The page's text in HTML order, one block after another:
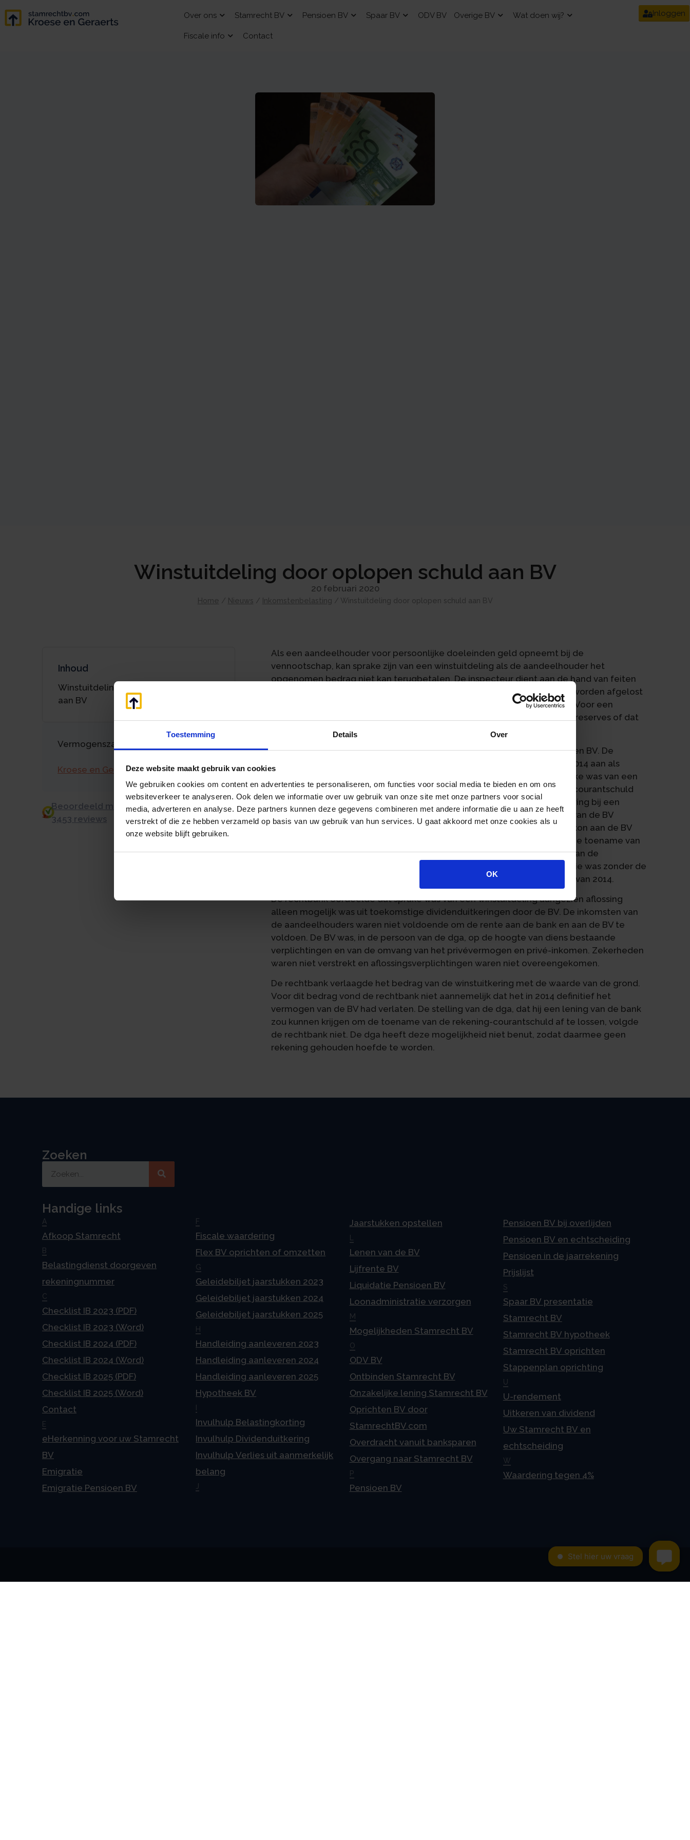
Toestemming Details Over
Deze website maakt gebruik van cookies
We gebruiken cookies om content en advertenties te personaliseren, om functies voor social media te bieden en om ons
websiteverkeer te analyseren. Ook delen we informatie over uw gebruik van onze site met onze partners voor social
media, adverteren en analyse. Deze partners kunnen deze gegevens combineren met andere informatie die u aan ze heeft
verstrekt of die ze hebben verzameld op basis van uw gebruik van hun services. U gaat akkoord met onze cookies als u
onze website blijft gebruiken.
OK
Over ons Stamrecht BV Pensioen BV Spaar BV ODV BV Overige BV Wat doen wij?
Fiscale info Contact
Inloggen
Winstuitdeling door oplopen schuld aan BV
20 februari 2020
Home / Nieuws / Inkomstenbelasting / Winstuitdeling door oplopen schuld aan BV
Inhoud
Winstuitdeling door oplopen schuld
aan BV
Vermogenszaken goed regelen?
Kroese en Geraerts
Beoordeeld met een 9.0 uit 10 op basis van
3453 reviews
Als een aandeelhouder voor persoonlijke doeleinden geld opneemt bij de
vennootschap, kan sprake zijn van een winstuitdeling als de aandeelhouder het
opgenomen bedrag niet kan terugbetalen. De inspecteur dient aan de hand van feiten
en omstandigheden aannemelijk te maken dat de lening niet kan of zal worden afgelost
en dat de vennootschap en aandeelhouder zich daarvan bewust waren. Voor een
winstuitdeling is verder vereist dat de vennootschap beschikt over winstreserves of dat
er toekomstige winsten zijn te verwachten.
De Belastingdienst legde een navorderingsaanslag op aan de dga van een BV. De
Belastingdienst merkte de toename van de rekening-courantschuld in 2014 aan als
winstuitdeling aan de dga en zijn echtgenote. De dga bestreed dat sprake was van een
onttrekking aan het vermogen van de BV. De toename van de rekening-courantschuld
kon volgens de dga vrijwel direct worden terugbetaald door herfinanciering bij een
professionele geldverstrekker. Daarnaast was de dga eigenaar van een van de BV
overgenomen stuk grond met een waarde van € 45.000. Dat stuk grond kon aan de BV
worden overgedragen. De inspecteur onderbouwde zijn standpunt dat de toename van
de rekening-courantschuld niet kon worden terugbetaald aan de hand van de
vermogenspositie van de dga en zijn echtgenote. Deze vermogenspositie was zonder de
waarde van de aandelen in de BV ruim € 700.000 negatief aan het einde van 2014.
De rechtbank oordeelde dat sprake was van een winstuitdeling aangezien aflossing
alleen mogelijk was uit toekomstige dividenduitkeringen door de BV. De inkomsten van
de aandeelhouders waren niet voldoende om de rente aan de bank en aan de BV te
voldoen. De BV was, in de persoon van de dga, op de hoogte van diens bestaande
verplichtingen en van de omvang van het privévermogen en privé-inkomen. Zekerheden
waren niet verstrekt en aflossingsverplichtingen waren niet overeengekomen.
De rechtbank verlaagde het bedrag van de winstuitkering met de waarde van de grond.
Voor dit bedrag vond de rechtbank niet aannemelijk dat het in 2014 definitief het
vermogen van de BV had verlaten. De stelling van de dga, dat hij een lening van de bank
zou kunnen krijgen om de toename van de rekening-courantschuld af te lossen, volgde
de rechtbank niet. De dga heeft deze mogelijkheid niet benut, zodat daarmee geen
rekening gehouden hoefde te worden.
Zoeken
Handige links
A
Afkoop Stamrecht
B
Belastingdienst doorgeven
rekeningnummer
C
Checklist IB 2023 (PDF)
Checklist IB 2023 (Word)
Checklist IB 2024 (PDF)
Checklist IB 2024 (Word)
Checklist IB 2025 (PDF)
Checklist IB 2025 (Word)
Contact
E
eHerkenning voor uw Stamrecht
BV
Emigratie
Emigratie Pensioen BV
F
Fiscale waardering
Flex BV oprichten of omzetten
G
Geleidebiljet jaarstukken 2023
Geleidebiljet jaarstukken 2024
Geleidebiljet jaarstukken 2025
H
Handleiding aanleveren 2023
Handleiding aanleveren 2024
Handleiding aanleveren 2025
Hypotheek BV
Invulhulp Belastingkorting
Invulhulp Dividenduitkering
Invulhulp Verlies uit aanmerkelijk
belang
Jaarstukken opstellen
Lenen van de BV
Lijfrente BV
Liquidatie Pensioen BV
Loonadministratie verzorgen
M
Mogelijkheden Stamrecht BV
O
ODV BV
Ontbinden Stamrecht BV
Onzakelijke lening Stamrecht BV
Oprichten BV door
StamrechtBV.com
Overdracht vanuit banksparen
Overgang naar Stamrecht BV
P
Pensioen BV
Pensioen BV bij overlijden
Pensioen BV en echtscheiding
Pensioen in de jaarrekening
Prijslijst
S
Spaar BV presentatie
Stamrecht BV
Stamrecht BV hypotheek
Stamrecht BV oprichten
Stappenplan oprichting
U
U-rendement
Uitkeren van dividend
Uw Stamrecht BV en
echtscheiding
W
Waardering tegen 4%